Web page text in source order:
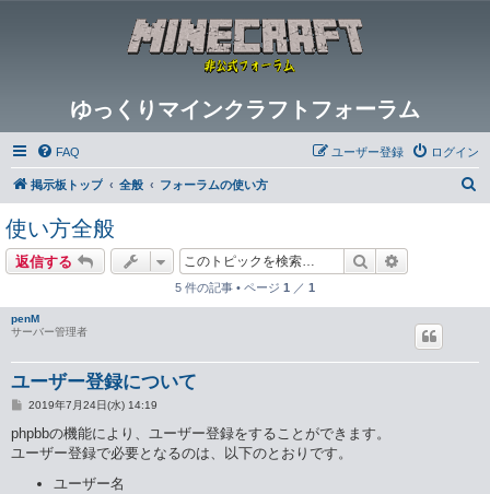
ゆっくりマインクラフトフォーラム
FAQ ログイン
ユーザー登録
掲示板トップ 全般 フォーラムの使い方
使い方全般
返信する 検索
5 件の記事 • ページ 1 ／ 1
penM
サーバー管理者
ユーザー登録について
投
記
事
2019年7月24日(水) 14:19
phpbbの機能により、ユーザー登録をすることができます。
ユーザー登録で必要となるのは、以下のとおりです。
ユーザー名